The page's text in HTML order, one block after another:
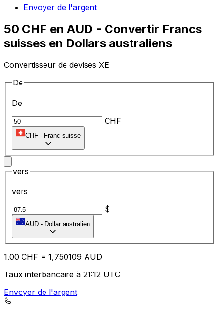
Envoyer de l'argent
50 CHF en AUD - Convertir Francs
suisses en Dollars australiens
Convertisseur de devises XE
De
De
CHF
CHF - Franc suisse
vers
vers
$
AUD - Dollar australien
1.00 CHF = 1,750109 AUD
Taux interbancaire à 21:12 UTC
Envoyer de l'argent